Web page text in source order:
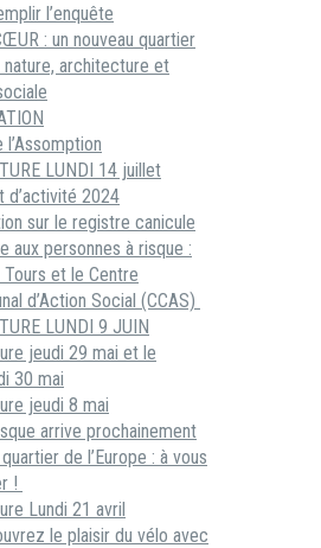
l’enquête
: un nouveau quartier
nature, architecture et
l’Assomption
LUNDI 14 juillet
d’activité 2024
sur le registre canicule
aux personnes à risque :
et le Centre
d’Action Social (CCAS)
LUNDI 9 JUIN
jeudi 29 mai et le
30 mai
jeudi 8 mai
arrive prochainement
de l’Europe : à vous
!
Lundi 21 avril
le plaisir du vélo avec